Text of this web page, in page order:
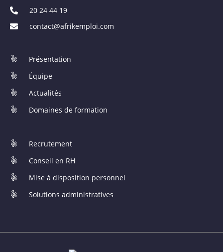
20 24 44 19
contact@afrikemploi.com
Présentation
Équipe
Actualités
Domaines de formation
Recrutement
Conseil en RH
Mise à disposition personnel
Solutions administratives